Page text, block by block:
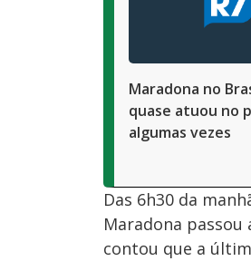
Maradona no
quase atuou no
algumas vezes
Das 6h30 da
Maradona
contou que a